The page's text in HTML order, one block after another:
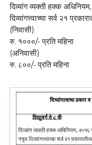
दिव्यांग व्यक्ती हक्क
दिव्यांगत्त्वाच्या सर्व २१
(निवासी)
रु. १०००/- प्रति महिना
(अनिवासी)
रु. ८००/- प्रति महिना